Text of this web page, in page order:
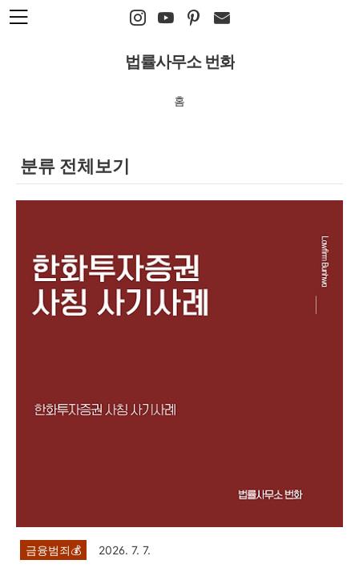
본문 바로가기
법률사무소 번화
홈
분류 전체보기
금융범죄💰 2026. 7. 7.